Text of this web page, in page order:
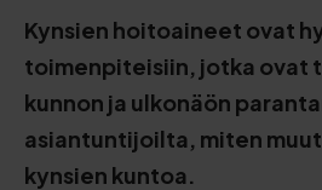
Kynsien hoitoaineet ovat
toimenpiteisiin, jotka ovat
kunnon ja ulkonäön
asiantuntijoilta, miten
kynsien kuntoa.